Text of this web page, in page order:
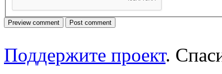
Поддержите проект.